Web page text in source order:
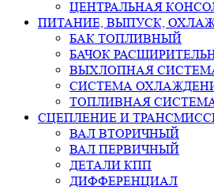
ЦЕНТРАЛЬНАЯ
ПИТАНИЕ, ВЫПУСК,
БАК ТОПЛИВНЫЙ
БАЧОК
ВЫХЛОПНАЯ
СИСТЕМА
ТОПЛИВНАЯ
СЦЕПЛЕНИЕ И
ВАЛ ВТОРИЧНЫЙ
ВАЛ ПЕРВИЧНЫЙ
ДЕТАЛИ КПП
ДИФФЕРЕНЦИАЛ